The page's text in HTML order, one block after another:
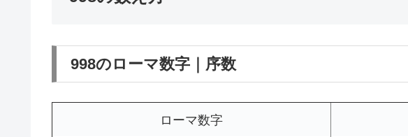
998のローマ数字｜序数
ローマ数字